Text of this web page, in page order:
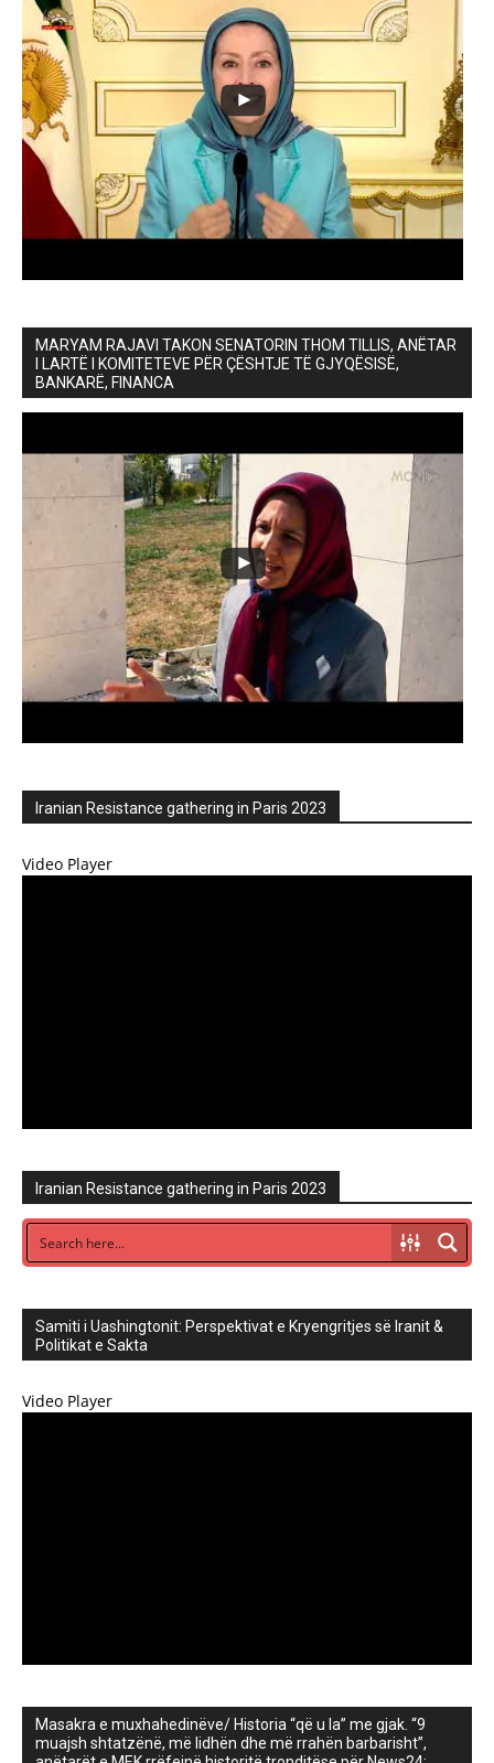
MARYAM RAJAVI TAKON SENATORIN THOM TILLIS, ANËTAR
I LARTË I KOMITETEVE PËR ÇËSHTJE TË GJYQËSISË,
BANKARË, FINANCA
Iranian Resistance gathering in Paris 2023
Video Player
Iranian Resistance gathering in Paris 2023
Samiti i Uashingtonit: Perspektivat e Kryengritjes së Iranit &
Politikat e Sakta
Video Player
Masakra e muxhahedinëve/ Historia “që u la” me gjak. “9
muajsh shtatzënë, më lidhën dhe më rrahën barbarisht”,